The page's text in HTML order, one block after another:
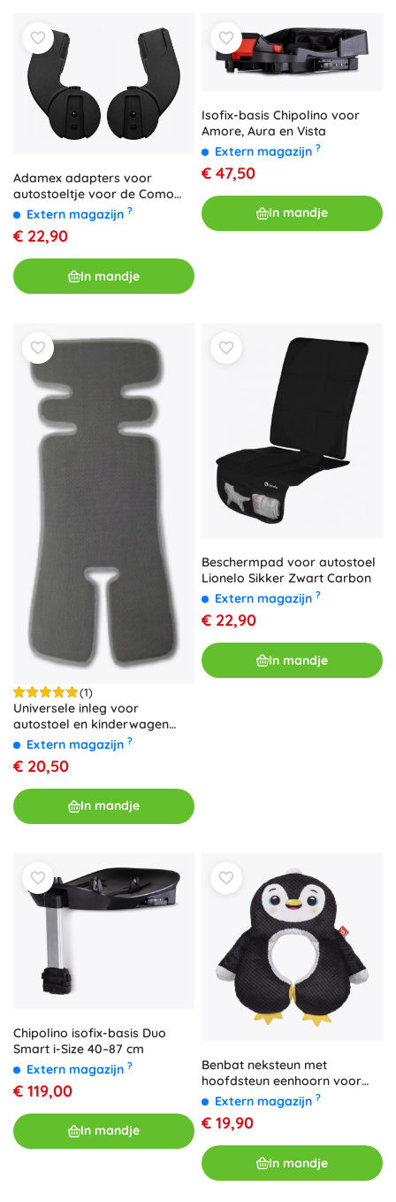
Adamex adapters voor
autostoeltje voor de Como
kinderwagen
Extern magazijn ?
€ 22,90
In mandje
Isofix-basis Chipolino voor
Amore, Aura en Vista
Extern magazijn ?
€ 47,50
In mandje
(1)
Universele inleg voor
autostoel en kinderwagen
grijsExtern magazijn ?
€ 20,50
In mandje
Beschermpad voor autostoel
Lionelo Sikker Zwart Carbon
Extern magazijn ?
€ 22,90
In mandje
Chipolino isofix-basis Duo
Smart i-Size 40–87 cm
Extern magazijn ?
€ 119,00
In mandje
Benbat neksteun met
hoofdsteun eenhoorn voor
kinderen 1–4 jaar
Extern magazijn ?
€ 19,90
In mandje